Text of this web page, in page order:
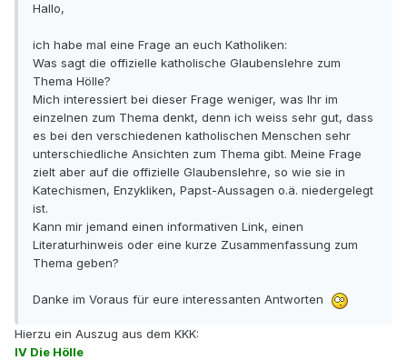
Hallo,
ich habe mal eine Frage an euch Katholiken:
Was sagt die offizielle katholische Glaubenslehre zum
Thema Hölle?
Mich interessiert bei dieser Frage weniger, was Ihr im
einzelnen zum Thema denkt, denn ich weiss sehr gut, dass
es bei den verschiedenen katholischen Menschen sehr
unterschiedliche Ansichten zum Thema gibt. Meine Frage
zielt aber auf die offizielle Glaubenslehre, so wie sie in
Katechismen, Enzykliken, Papst-Aussagen o.ä. niedergelegt
ist.
Kann mir jemand einen informativen Link, einen
Literaturhinweis oder eine kurze Zusammenfassung zum
Thema geben?
Danke im Voraus für eure interessanten Antworten
Hierzu ein Auszug aus dem KKK:
IV Die Hölle